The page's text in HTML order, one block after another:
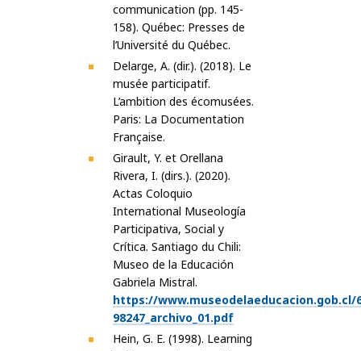
communication (pp. 145-
158). Québec: Presses de
l’Université du Québec.
Delarge, A. (dir.). (2018). Le
musée participatif.
L’ambition des écomusées.
Paris: La Documentation
Française.
Girault, Y. et Orellana
Rivera, I. (dirs.). (2020).
Actas Coloquio
International Museología
Participativa, Social y
Crítica. Santiago du Chili:
Museo de la Educación
Gabriela Mistral.
https://www.museodelaeducacion.gob.cl/
98247_archivo_01.pdf
Hein, G. E. (1998). Learning